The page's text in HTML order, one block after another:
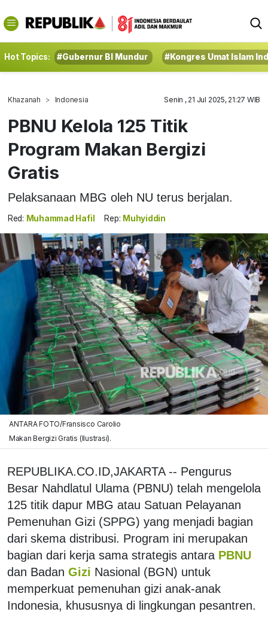
Hot Topics: #Gubernur BI Mundur #Kongres Umat Islam
Khazanah Indonesia Senin , 21 Jul 2025, 21:27 WIB
PBNU Kelola 125 Titik
Program Makan Bergizi
Gratis
Pelaksanaan MBG oleh NU terus berjalan.
Red: Muhammad Hafil Rep: Muhyiddin
ANTARA FOTO/Fransisco Carolio
Makan Bergizi Gratis (Ilustrasi).
REPUBLIKA.CO.ID,JAKARTA -- Pengurus
Besar Nahdlatul Ulama (PBNU) telah mengelola
125 titik dapur MBG atau Satuan Pelayanan
Pemenuhan Gizi (SPPG) yang menjadi bagian
dari skema distribusi. Program ini merupakan
bagian dari kerja sama strategis antara PBNU
dan Badan Gizi Nasional (BGN) untuk
memperkuat pemenuhan gizi anak-anak
Indonesia, khususnya di lingkungan pesantren.